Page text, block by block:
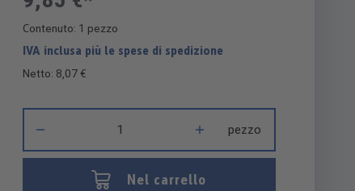
Contenuto: 1 pezzo
IVA inclusa più le spese di spedizione
Netto: 8,07 €
pezzo
Nel carrello